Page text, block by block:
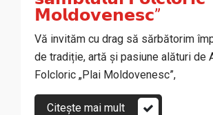
𝗠𝗼𝗹𝗱𝗼𝘃𝗲𝗻𝗲𝘀𝗰”
Vă invităm cu drag să sărbătorim
de tradiție, artă și pasiune alături de
Folcloric „Plai Moldovenesc”,
Citește mai mult